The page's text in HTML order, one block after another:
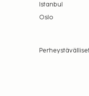
Istanbul
Oslo